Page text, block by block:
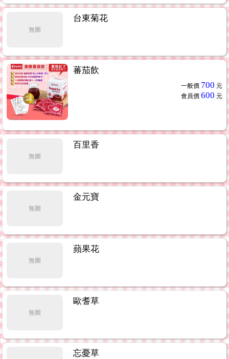
無圖
台東菊花
蕃茄飲
一般價 700 元
會員價 600 元
無圖
百里香
無圖
金元寶
無圖
蘋果花
無圖
歐耆草
忘憂草